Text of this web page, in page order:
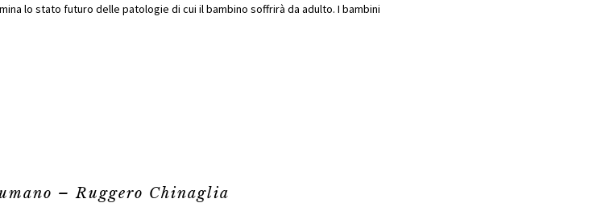
lo stato futuro delle patologie di cui il bambino soffrirà da adulto. I bambini
– Ruggero Chinaglia